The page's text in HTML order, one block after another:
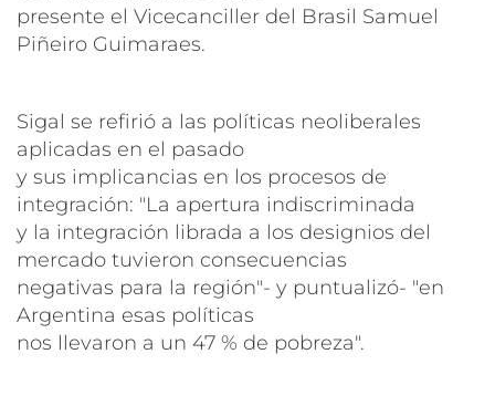
presente el Vicecanciller del Brasil Samuel
Piñeiro Guimaraes.
Sigal se refirió a las políticas neoliberales
aplicadas en el pasado
y sus implicancias en los procesos de
integración: "La apertura indiscriminada
y la integración librada a los designios del
mercado tuvieron consecuencias
negativas para la región"- y puntualizó- "en
Argentina esas políticas
nos llevaron a un 47 % de pobreza".